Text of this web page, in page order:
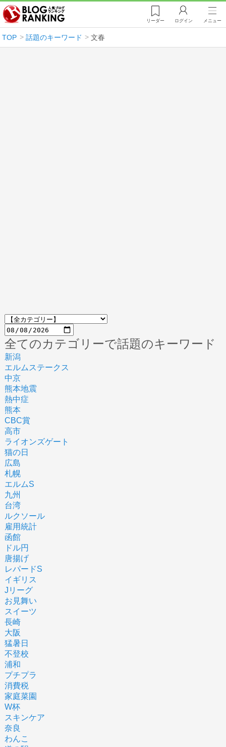
リーダー ログイン メニュー
TOP 話題のキーワード 文春
全てのカテゴリーで話題のキーワード
新潟
エルムステークス
中京
熊本地震
熱中症
熊本
CBC賞
高市
ライオンズゲート
猫の日
広島
札幌
エルムS
九州
台湾
ルクソール
雇用統計
函館
ドル円
唐揚げ
レパードS
イギリス
Jリーグ
お見舞い
スイーツ
長崎
大阪
猛暑日
不登校
浦和
プチプラ
消費税
家庭菜園
W杯
スキンケア
奈良
わんこ